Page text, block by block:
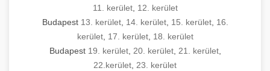
11. kerület, 12. kerület
Budapest 13. kerület, 14. kerület, 15. kerület, 16.
kerület, 17. kerület, 18. kerület
Budapest 19. kerület, 20. kerület, 21. kerület,
22.kerület, 23. kerület